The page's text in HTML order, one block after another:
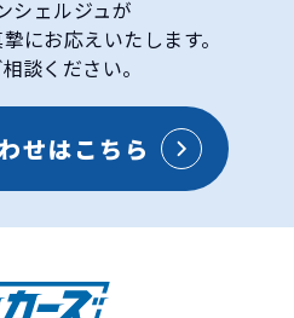
ーの特徴
シェルジュが
にお応えいたします。
談ください。
せはこちら